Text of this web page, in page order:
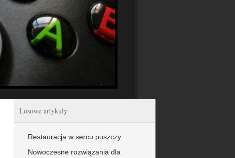
Losowe artykuły
Restauracja w sercu puszczy
Nowoczesne rozwiązania dla